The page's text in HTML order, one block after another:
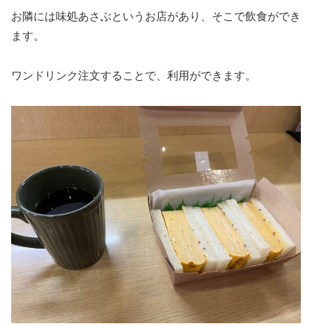
お隣には味処あさぶというお店があり、そこで飲食ができ
ます。
ワンドリンク注文することで、利用ができます。